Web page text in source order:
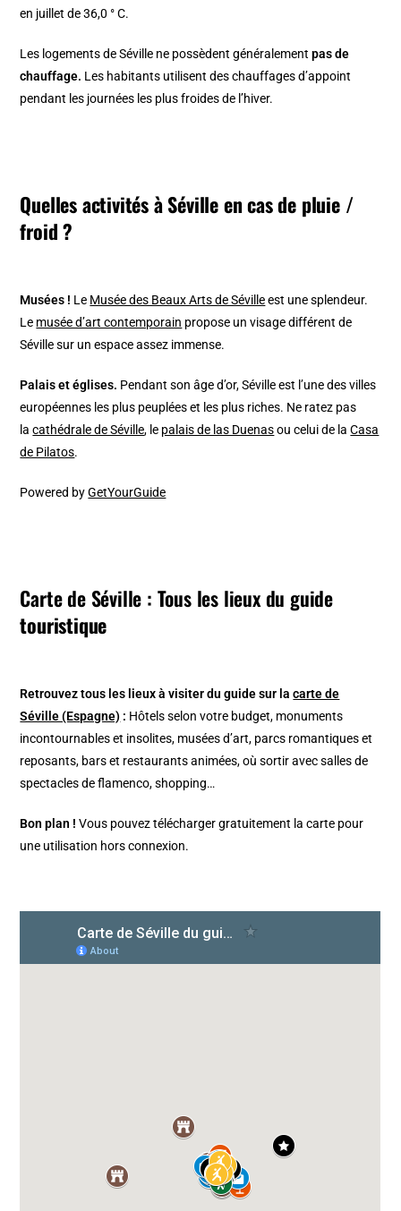
en juillet de 36,0 ° C.
Les logements de Séville ne possèdent généralementpas de
chauffage. Les habitants utilisent des chauffages d’appoint
pendant les journées les plus froides de l’hiver.
Quelles activités à Séville en cas de pluie /
froid ?
Musées ! Le Musée des Beaux Arts de Sévilleest une splendeur.
Le musée d’art contemporain propose un visage différent de
Séville sur un espace assez immense.
Palais et églises. Pendant son âge d’or, Séville est l’une des villes
européennes les plus peuplées et les plus riches. Ne ratez pas
lacathédrale de Séville, le palais de las Duenasou celui de laCasa
de Pilatos.
Powered byGetYourGuide
Carte de Séville : Tous les lieux du guide
touristique
Retrouvez tous les lieux à visiter du guide sur lacarte de
Séville (Espagne) : Hôtels selon votre budget, monuments
incontournables et insolites, musées d’art, parcs romantiques et
reposants, bars et restaurants animées, où sortir avec salles de
spectacles de flamenco, shopping…
Bon plan ! Vous pouvez télécharger gratuitement la carte pour
une utilisation hors connexion.